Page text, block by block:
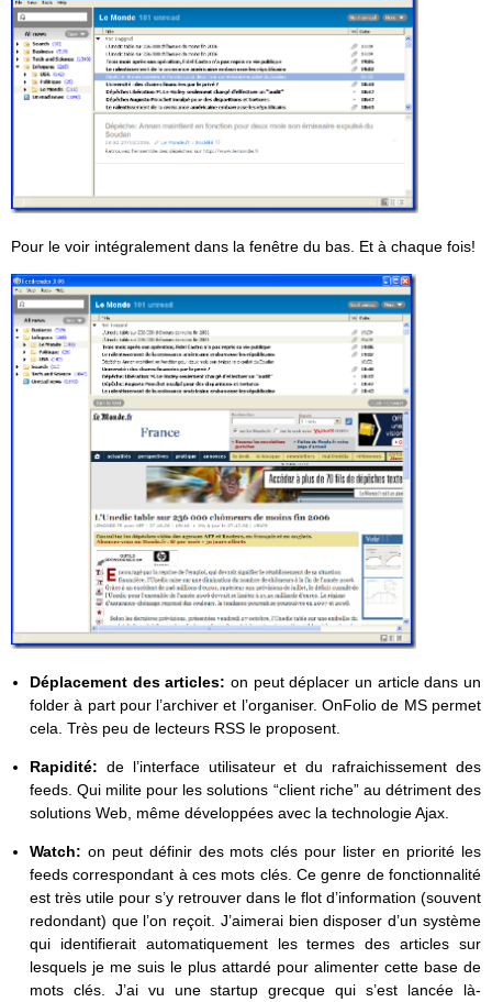
Pour le voir intégralement dans la fenêtre du bas. Et à chaque fois!
Déplacement des articles: on peut déplacer un article dans un
folder à part pour l’archiver et l’organiser. OnFolio de MS permet
cela. Très peu de lecteurs RSS le proposent.
Rapidité: de l’interface utilisateur et du rafraichissement des
feeds. Qui milite pour les solutions “client riche” au détriment des
solutions Web, même développées avec la technologie Ajax.
Watch: on peut définir des mots clés pour lister en priorité les
feeds correspondant à ces mots clés. Ce genre de fonctionnalité
est très utile pour s’y retrouver dans le flot d’information (souvent
redondant) que l’on reçoit. J’aimerai bien disposer d’un système
qui identifierait automatiquement les termes des articles sur
lesquels je me suis le plus attardé pour alimenter cette base de
mots clés. J’ai vu une startup grecque qui s’est lancée là-